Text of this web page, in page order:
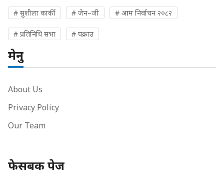
# सुशीला कार्की # जेन–जी # आम निर्वाचन २०८२
# प्रतिनिधि सभा # पक्राउ
मेनु
About Us
Privacy Policy
Our Team
फेसबुक पेज